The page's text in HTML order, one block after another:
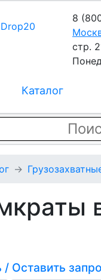
Drop20
8
стр.
Каталог
/ Оставить